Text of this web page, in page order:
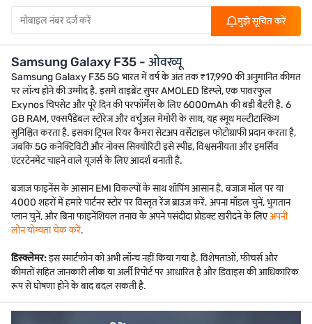
मुझे सूचित करें
Samsung Galaxy F35 - ओवरव्यू
Samsung Galaxy F35 5G भारत में वर्ष के अंत तक ₹17,990 की अनुमानित कीमत
पर लॉन्च होने की उम्मीद है. इसमें वाइब्रेंट सुपर AMOLED डिस्प्ले, एक पावरफुल
Exynos चिपसेट और पूरे दिन की परफॉर्मेंस के लिए 6000mAh की बड़ी बैटरी है. 6
GB RAM, एक्सपैंडेबल स्टोरेज और वर्चुअल मेमोरी के साथ, यह स्मूथ मल्टीटास्किंग
सुनिश्चित करता है. इसका ट्रिपल रियर कैमरा सेटअप वर्सेटाइल फोटोग्राफी प्रदान करता है,
जबकि 5G कनेक्टिविटी और नोक्स सिक्योरिटी इसे स्पीड, विश्वसनीयता और इमर्सिव
एंटरटेनमेंट चाहने वाले यूज़र्स के लिए आदर्श बनाती है.
बजाज फाइनेंस के आसान EMI विकल्पों के साथ शॉपिंग आसान है. बजाज मॉल पर या
4000 शहरों में हमारे पार्टनर स्टोर पर विस्तृत रेंज ब्राउज़ करें. अपना मॉडल चुनें, भुगतान
प्लान चुनें, और बिना फाइनेंशियल तनाव के अपने पसंदीदा प्रोडक्ट खरीदने के लिएअपनी
लोन योग्यता चेक करें.
डिस्क्लेमर:इस स्मार्टफोन को अभी लॉन्च नहीं किया गया है. विशेषताओं, फीचर्स और
कीमतों सहित जानकारी लीक या अर्ली रिपोर्ट पर आधारित है और डिवाइस की आधिकारिक
रूप से घोषणा होने के बाद बदल सकती है.